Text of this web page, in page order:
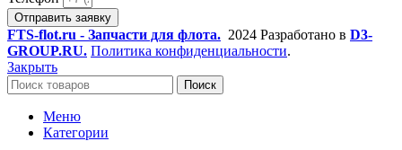
Отправить заявку
FTS-flot.ru - Запчасти для флота. 2024 Разработано в D3-
GROUP.RU. Политика конфиденциальности.
Закрыть
Поиск
Меню
Категории